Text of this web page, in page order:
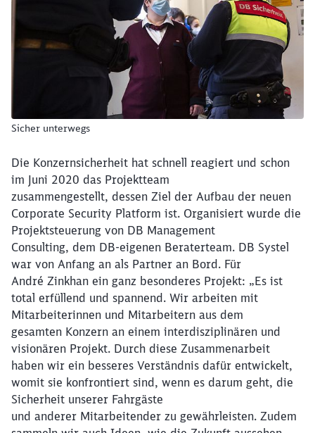
Sicher unterwegs
Die Konzernsicherheit hat schnell reagiert und schon
im Juni 2020 das Projektteam
zusammengestellt, dessen Ziel der Aufbau der neuen
Corporate Security Platform ist. Organisiert wurde die
Projektsteuerung von DB Management
Consulting, dem DB-eigenen Beraterteam. DB Systel
war von Anfang an als Partner an Bord. Für
André Zinkhan ein ganz besonderes Projekt: „Es ist
total erfüllend und spannend. Wir arbeiten mit
Mitarbeiterinnen und Mitarbeitern aus dem
gesamten Konzern an einem interdisziplinären und
visionären Projekt. Durch diese Zusammenarbeit
haben wir ein besseres Verständnis dafür entwickelt,
womit sie konfrontiert sind, wenn es darum geht, die
Sicherheit unserer Fahrgäste
und anderer Mitarbeitender zu gewährleisten. Zudem
Schließen
Möchten Sie zu weitergeleitet
werden?